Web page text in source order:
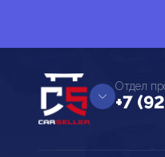
Отдел
+7